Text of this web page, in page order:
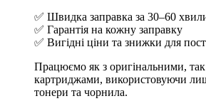
✅ Швидка заправка за 30–60
✅ Гарантія на кожну заправку
✅ Вигідні ціни та знижки для
Працюємо як з оригінальними, так
картриджами, використовуючи
тонери та чорнила.